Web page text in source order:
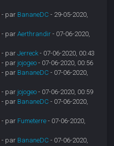
- par BananeDC - 29-05-2020,
- parAerthrandir - 07-06-2020,
- parJerreck - 07-06-2020, 00:43
- par jojogeo - 07-06-2020, 00:56
- par BananeDC - 07-06-2020,
- par jojogeo - 07-06-2020, 00:59
- par BananeDC - 07-06-2020,
- par Fumeterre - 07-06-2020,
- par BananeDC - 07-06-2020,